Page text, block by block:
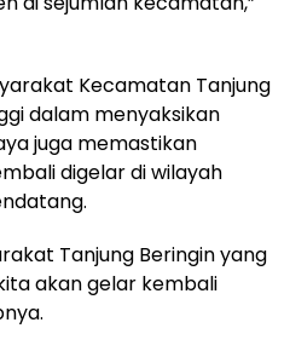
Kecamatan Tanjung
dalam menyaksikan
juga memastikan
digelar di wilayah
Tanjung Beringin yang
akan gelar kembali